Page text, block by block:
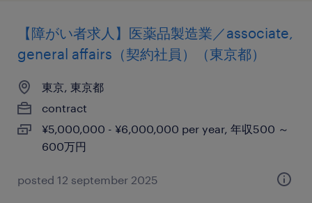
【障がい者求人】医薬品製造業／associate,
general affairs（契約社員）（東京都）
東京, 東京都
contract
¥5,000,000 - ¥6,000,000 per year, 年収500 ～
600万円
posted 12 september 2025